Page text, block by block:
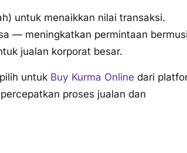
untuk menaikkan nilai transaksi.
— meningkatkan permintaan
jualan korporat besar.
untuk Buy Kurma Online dari
proses jualan dan